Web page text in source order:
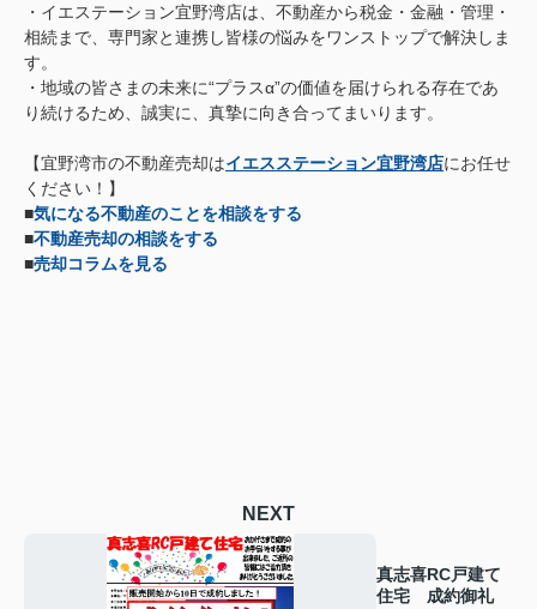
・イエステーション宜野湾店は、不動産から税金・金融・管理・
相続まで、専門家と連携し皆様の悩みをワンストップで解決しま
す。
・地域の皆さまの未来に“プラスα”の価値を届けられる存在であ
り続けるため、誠実に、真摯に向き合ってまいります。
【宜野湾市の不動産売却はイエスステーション宜野湾店にお任せ
ください！】
■気になる不動産のことを相談をする
■不動産売却の相談をする
■売却コラムを見る
NEXT
真志喜RC戸建て
住宅 成約御礼